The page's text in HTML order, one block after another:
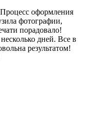
Процесс оформления
фотографии,
порадовало!
дней. Все в
результатом!